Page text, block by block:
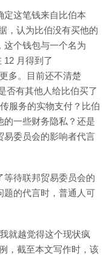
定这笔钱来自比伯本
，认为比伯没有买他的
这个钱包与一个名为
12 月得到了
多。目前还不清楚
否有其他人给比伯买了
服务的实物支付？比伯
的一些财务隐私？还是
易委员会的影响者代言
等待联邦贸易委员会的
题的代言时，普通人可
就越觉得这个现状疯
，截至本文写作时，该